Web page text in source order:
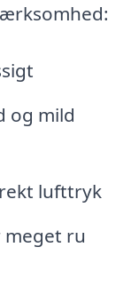
og mild
lufttryk
meget ru